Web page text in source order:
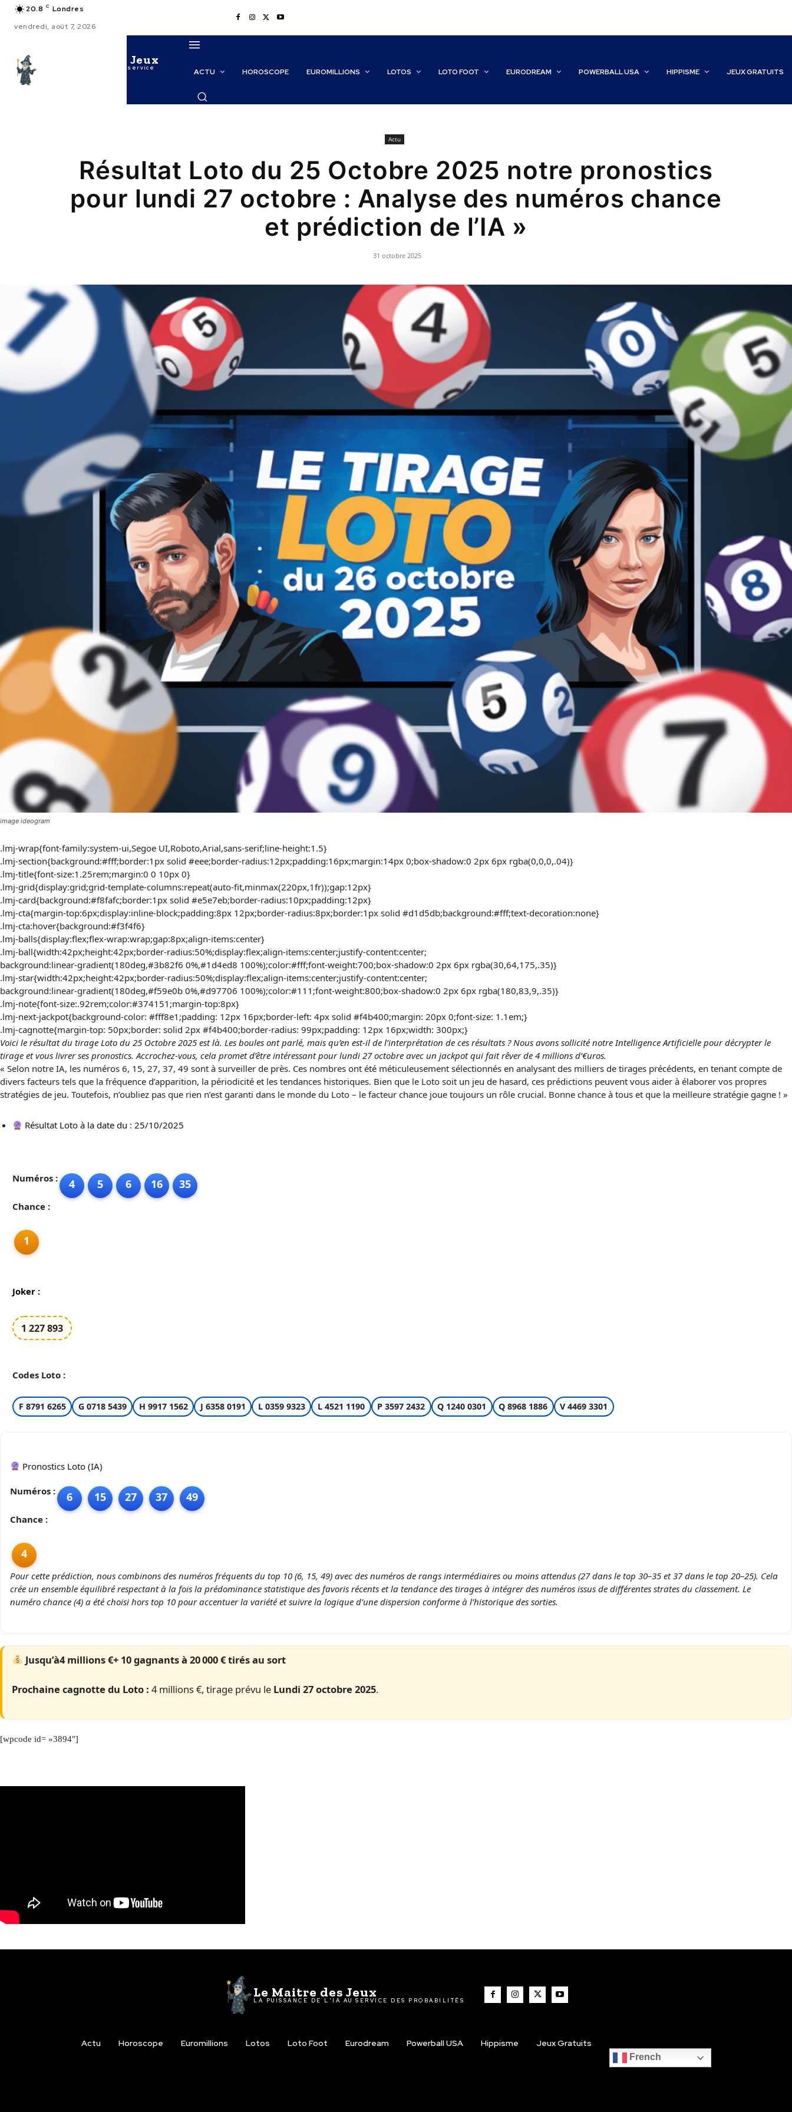
20.8 C Londres
vendredi, août 7, 2026
Le Maitre des Jeux
La puissance de l'IA au service
ACTU HOROSCOPE EUROMILLIONS LOTOS LOTO FOOT EURODREAM POWERBALL USA HIPPISME JEUX GRATUITS
Actu
Résultat Loto du 25 Octobre 2025 notre pronostics
pour lundi 27 octobre : Analyse des numéros chance
et prédiction de l’IA »
31 octobre 2025
image ideogram
.lmj-wrap{font-family:system-ui,Segoe UI,Roboto,Arial,sans-serif;line-height:1.5}
.lmj-section{background:#fff;border:1px solid #eee;border-radius:12px;padding:16px;margin:14px 0;box-shadow:0 2px 6px rgba(0,0,0,.04)}
.lmj-title{font-size:1.25rem;margin:0 0 10px 0}
.lmj-grid{display:grid;grid-template-columns:repeat(auto-fit,minmax(220px,1fr));gap:12px}
.lmj-card{background:#f8fafc;border:1px solid #e5e7eb;border-radius:10px;padding:12px}
.lmj-cta{margin-top:6px;display:inline-block;padding:8px 12px;border-radius:8px;border:1px solid #d1d5db;background:#fff;text-decoration:none}
.lmj-cta:hover{background:#f3f4f6}
.lmj-balls{display:flex;flex-wrap:wrap;gap:8px;align-items:center}
.lmj-ball{width:42px;height:42px;border-radius:50%;display:flex;align-items:center;justify-content:center;
background:linear-gradient(180deg,#3b82f6 0%,#1d4ed8 100%);color:#fff;font-weight:700;box-shadow:0 2px 6px rgba(30,64,175,.35)}
.lmj-star{width:42px;height:42px;border-radius:50%;display:flex;align-items:center;justify-content:center;
background:linear-gradient(180deg,#f59e0b 0%,#d97706 100%);color:#111;font-weight:800;box-shadow:0 2px 6px rgba(180,83,9,.35)}
.lmj-note{font-size:.92rem;color:#374151;margin-top:8px}
.lmj-next-jackpot{background-color: #fff8e1;padding: 12px 16px;border-left: 4px solid #f4b400;margin: 20px 0;font-size: 1.1em;}
.lmj-cagnotte{margin-top: 50px;border: solid 2px #f4b400;border-radius: 99px;padding: 12px 16px;width: 300px;}
Voici le résultat du tirage Loto du 25 Octobre 2025 est là. Les boules ont parlé, mais qu’en est-il de l’interprétation de ces résultats ? Nous avons sollicité notre Intelligence Artificielle pour décrypter le
tirage et vous livrer ses pronostics. Accrochez-vous, cela promet d’être intéressant pour lundi 27 octobre avec un jackpot qui fait rêver de 4 millions d’€uros.
« Selon notre IA, les numéros 6, 15, 27, 37, 49 sont à surveiller de près. Ces nombres ont été méticuleusement sélectionnés en analysant des milliers de tirages précédents, en tenant compte de
divers facteurs tels que la fréquence d’apparition, la périodicité et les tendances historiques. Bien que le Loto soit un jeu de hasard, ces prédictions peuvent vous aider à élaborer vos propres
stratégies de jeu. Toutefois, n’oubliez pas que rien n’est garanti dans le monde du Loto – le facteur chance joue toujours un rôle crucial. Bonne chance à tous et que la meilleure stratégie gagne ! »
Résultat Loto à la date du : 25/10/2025
Numéros : 4 5 6 16 35
Chance :
1
Joker :
1 227 893
Codes Loto :
F 8791 6265 G 0718 5439 H 9917 1562 J 6358 0191 L 0359 9323 L 4521 1190 P 3597 2432 Q 1240 0301 Q 8968 1886 V 4469 3301
Pronostics Loto (IA)
Numéros : 6 15 27 37 49
Chance :
4
Pour cette prédiction, nous combinons des numéros fréquents du top 10 (6, 15, 49) avec des numéros de rangs intermédiaires ou moins attendus (27 dans le top 30–35 et 37 dans le top 20–25). Cela
crée un ensemble équilibré respectant à la fois la prédominance statistique des favoris récents et la tendance des tirages à intégrer des numéros issus de différentes strates du classement. Le
numéro chance (4) a été choisi hors top 10 pour accentuer la variété et suivre la logique d’une dispersion conforme à l’historique des sorties.
Jusqu’à4 millions €+ 10 gagnants à 20 000 € tirés au sort
Prochaine cagnotte du Loto : 4 millions €, tirage prévu le Lundi 27 octobre 2025.
[wpcode id= »3894″]
Le Maitre des Jeux
LA PUISSANCE DE L'IA AU SERVICE DES PROBABILITÉS
Actu Horoscope Euromillions Lotos Loto Foot Eurodream Powerball USA Hippisme Jeux Gratuits
French